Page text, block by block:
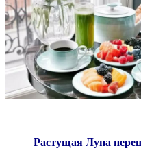
Растущая Луна